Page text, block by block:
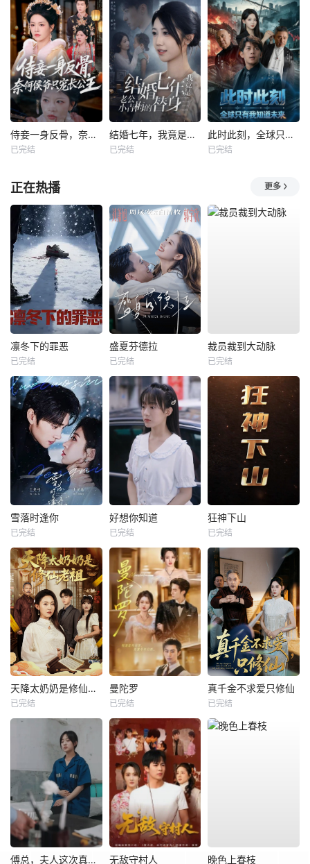
侍妾一身反骨，奈何侯爷只宠长公主
已完结
结婚七年，我竟是老公小青梅的替身
已完结
此时此刻，全球只有我知道未来
已完结
正在热播 更多
凛冬下的罪恶
已完结
盛夏芬德拉
已完结
裁员裁到大动脉
已完结
雪落时逢你
已完结
好想你知道
已完结
狂神下山
已完结
天降太奶奶是修仙老祖
已完结
曼陀罗
已完结
真千金不求爱只修仙
已完结
傅总，夫人这次真的死了 无敌守村人 晚色上春枝